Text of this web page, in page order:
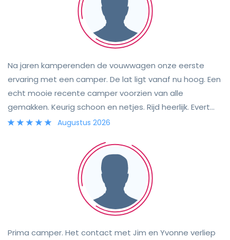
rijden. De standairco was met dit hete weer een
verademing en de tillende fietsendrager trok op
verschillende campings de aandacht.
Na jaren kamperenden de vouwwagen onze eerste
ervaring met een camper. De lat ligt vanaf nu hoog. Een
echt mooie recente camper voorzien van alle
gemakken. Keurig schoon en netjes. Rijd heerlijk. Evert
neemt de tijd voor alle communicatie en is een fijne
Augustus 2026
Prima camper. Het contact met Jim en Yvonne verliep